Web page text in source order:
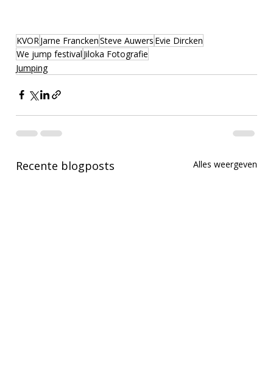
KVOR Jarne FranckenSteve Auwers Evie Dircken
We jump festival Jiloka Fotografie
Jumping
Recente blogposts Alles weergeven